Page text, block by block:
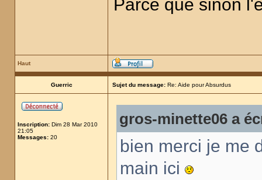
Parce que sinon
Haut
Guerric Sujet du message: Re: Aide pour Absurdus
Inscription: Dim 28 Mar 2010
21:05
Messages: 20
gros-minette06 a
bien merci je me
main ici